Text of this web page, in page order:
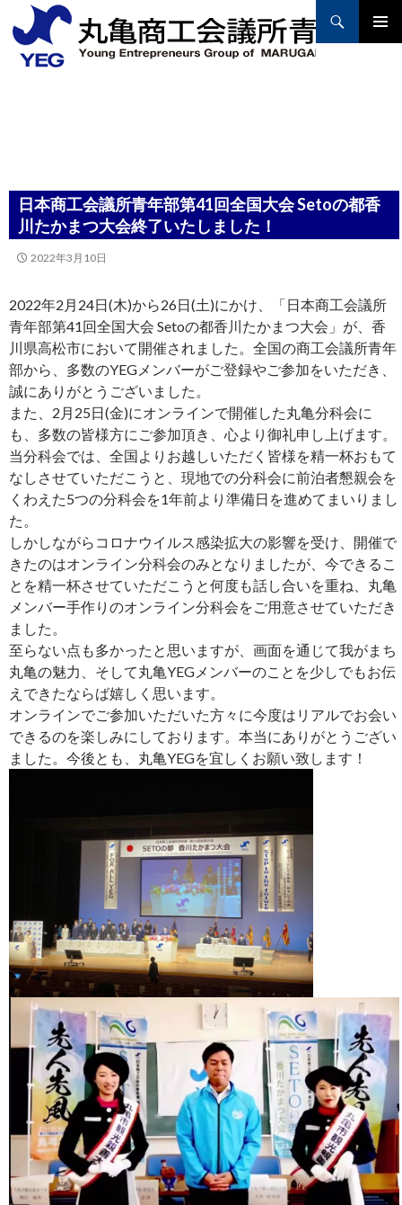
Search
日本商工会議所青年部第41回全国大会 Setoの都香
川たかまつ大会終了いたしました！
2022年3月10日
2022年2月24日(木)から26日(土)にかけ、「日本商工会議所
青年部第41回全国大会 Setoの都香川たかまつ大会」が、香
川県高松市において開催されました。全国の商工会議所青年
部から、多数のYEGメンバーがご登録やご参加をいただき、
誠にありがとうございました。
また、2月25日(金)にオンラインで開催した丸亀分科会に
も、多数の皆様方にご参加頂き、心より御礼申し上げます。
当分科会では、全国よりお越しいただく皆様を精一杯おもて
なしさせていただこうと、現地での分科会に前泊者懇親会を
くわえた5つの分科会を1年前より準備日を進めてまいりまし
た。
しかしながらコロナウイルス感染拡大の影響を受け、開催で
きたのはオンライン分科会のみとなりましたが、今できるこ
とを精一杯させていただこうと何度も話し合いを重ね、丸亀
メンバー手作りのオンライン分科会をご用意させていただき
ました。
至らない点も多かったと思いますが、画面を通じて我がまち
丸亀の魅力、そして丸亀YEGメンバーのことを少しでもお伝
えできたならば嬉しく思います。
オンラインでご参加いただいた方々に今度はリアルでお会い
できるのを楽しみにしております。本当にありがとうござい
ました。今後とも、丸亀YEGを宜しくお願い致します！